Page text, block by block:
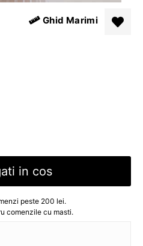
Ghid Marimi
in cos
peste 200 lei.
comenzile cu masti.